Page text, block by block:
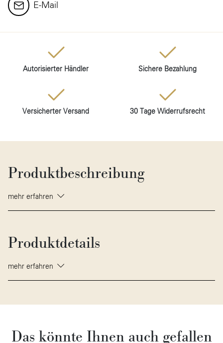
E-Mail
Autorisierter Händler Sichere Bezahlung
Versicherter Versand 30 Tage Widerrufsrecht
Produktbeschreibung
mehr erfahren
Produktdetails
mehr erfahren
Das könnte Ihnen auch gefallen